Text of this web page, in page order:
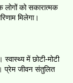
को सकारात्मक
मिलेगा।
में छोटी-मोटी
प्रेम जीवन संतुलित